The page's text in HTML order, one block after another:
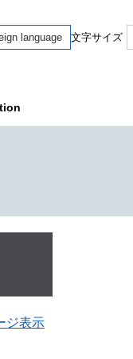
language 文字サイズ
ジ表示